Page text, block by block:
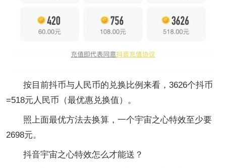
按目前抖币与人民币的兑换比例来看，3626个抖币
=518元人民币（最优惠兑换值）。
照上面最优方法去换算，一个宇宙之心特效至少要
2698元。
抖音宇宙之心特效怎么才能送？